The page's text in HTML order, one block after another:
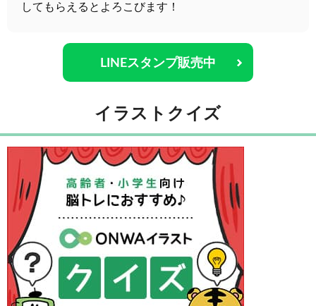
してもらえるとよろこびます！
LINEスタンプ販売中
イラストクイズ